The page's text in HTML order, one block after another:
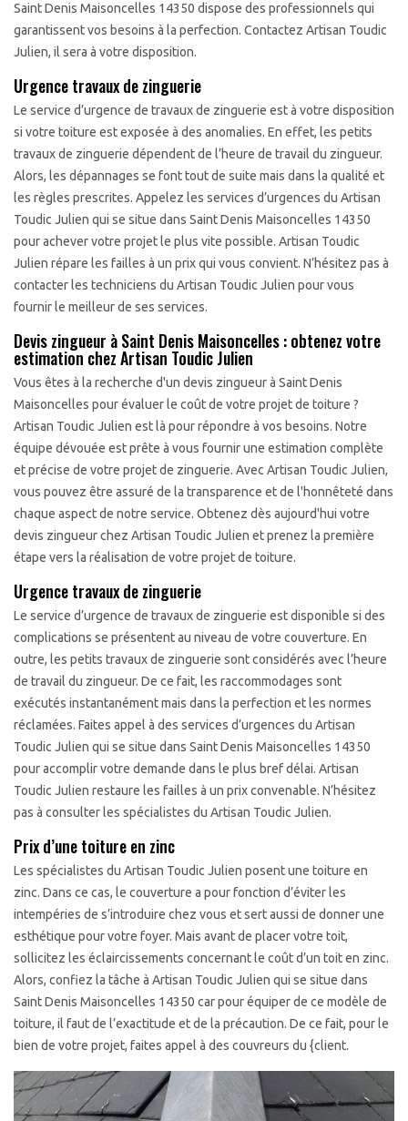
Saint Denis Maisoncelles 14350 dispose des professionnels qui
garantissent vos besoins à la perfection. Contactez Artisan Toudic
Julien, il sera à votre disposition.
Urgence travaux de zinguerie
Le service d’urgence de travaux de zinguerie est à votre disposition
si votre toiture est exposée à des anomalies. En effet, les petits
travaux de zinguerie dépendent de l’heure de travail du zingueur.
Alors, les dépannages se font tout de suite mais dans la qualité et
les règles prescrites. Appelez les services d’urgences du Artisan
Toudic Julien qui se situe dans Saint Denis Maisoncelles 14350
pour achever votre projet le plus vite possible. Artisan Toudic
Julien répare les failles à un prix qui vous convient. N’hésitez pas à
contacter les techniciens du Artisan Toudic Julien pour vous
fournir le meilleur de ses services.
Devis zingueur à Saint Denis Maisoncelles : obtenez votre
estimation chez Artisan Toudic Julien
Vous êtes à la recherche d'un devis zingueur à Saint Denis
Maisoncelles pour évaluer le coût de votre projet de toiture ?
Artisan Toudic Julien est là pour répondre à vos besoins. Notre
équipe dévouée est prête à vous fournir une estimation complète
et précise de votre projet de zinguerie. Avec Artisan Toudic Julien,
vous pouvez être assuré de la transparence et de l'honnêteté dans
chaque aspect de notre service. Obtenez dès aujourd'hui votre
devis zingueur chez Artisan Toudic Julien et prenez la première
étape vers la réalisation de votre projet de toiture.
Urgence travaux de zinguerie
Le service d’urgence de travaux de zinguerie est disponible si des
complications se présentent au niveau de votre couverture. En
outre, les petits travaux de zinguerie sont considérés avec l’heure
de travail du zingueur. De ce fait, les raccommodages sont
exécutés instantanément mais dans la perfection et les normes
réclamées. Faites appel à des services d’urgences du Artisan
Toudic Julien qui se situe dans Saint Denis Maisoncelles 14350
pour accomplir votre demande dans le plus bref délai. Artisan
Toudic Julien restaure les failles à un prix convenable. N’hésitez
pas à consulter les spécialistes du Artisan Toudic Julien.
Prix d’une toiture en zinc
Les spécialistes du Artisan Toudic Julien posent une toiture en
zinc. Dans ce cas, le couverture a pour fonction d’éviter les
intempéries de s’introduire chez vous et sert aussi de donner une
esthétique pour votre foyer. Mais avant de placer votre toit,
sollicitez les éclaircissements concernant le coût d’un toit en zinc.
Alors, confiez la tâche à Artisan Toudic Julien qui se situe dans
Saint Denis Maisoncelles 14350 car pour équiper de ce modèle de
toiture, il faut de l’exactitude et de la précaution. De ce fait, pour le
bien de votre projet, faites appel à des couvreurs du {client.